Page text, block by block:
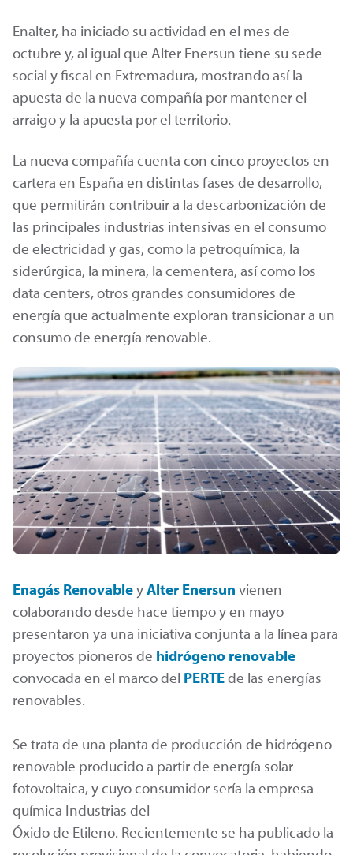
Enalter, ha iniciado su actividad en el mes de
octubre y, al igual que Alter Enersun tiene su sede
social y fiscal en Extremadura, mostrando así la
apuesta de la nueva compañía por mantener el
arraigo y la apuesta por el territorio.
La nueva compañía cuenta con cinco proyectos en
cartera en España en distintas fases de desarrollo,
que permitirán contribuir a la descarbonización de
las principales industrias intensivas en el consumo
de electricidad y gas, como la petroquímica, la
siderúrgica, la minera, la cementera, así como los
data centers, otros grandes consumidores de
energía que actualmente exploran transicionar a un
consumo de energía renovable.
Enagás RenovableyAlter Enersun vienen
colaborando desde hace tiempo y en mayo
presentaron ya una iniciativa conjunta a la línea para
proyectos pioneros de hidrógeno renovable
convocada en el marco del PERTEde las energías
renovables.
Se trata de una planta de producción de hidrógeno
renovable producido a partir de energía solar
fotovoltaica, y cuyo consumidor sería la empresa
química Industrias del
Óxido de Etileno. Recientemente se ha publicado la